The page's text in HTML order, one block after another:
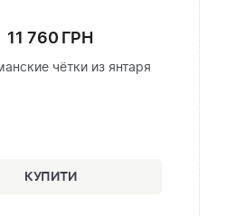
11 760 ГРН
чётки из янтаря